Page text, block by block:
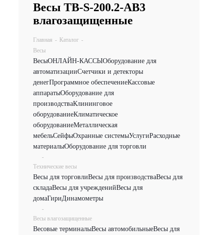
Весы TB-S-200.2-АВ3
влагозащищенные
Главная - Каталог -
Весы
ВесыОНЛАЙН-КАССЫОборудование для
автоматизацииСчетчики и детекторы
денегПрограммное обеспечениеКассовые
аппаратыОборудование для
производстваКлининговое
оборудованиеКлиматическое
оборудованиеМеталлическая
мебельСейфыОхранные системыУслугиРасходные
материалыОборудование для торговли
-
Технические весы
Весы для торговлиВесы для производстваВесы для
складаВесы для учрежденийВесы для
домаГириДинамометры
-
Весы влагозащищенные
Весовые терминалыВесы автомобильныеВесы для